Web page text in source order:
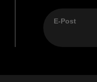
E-Post